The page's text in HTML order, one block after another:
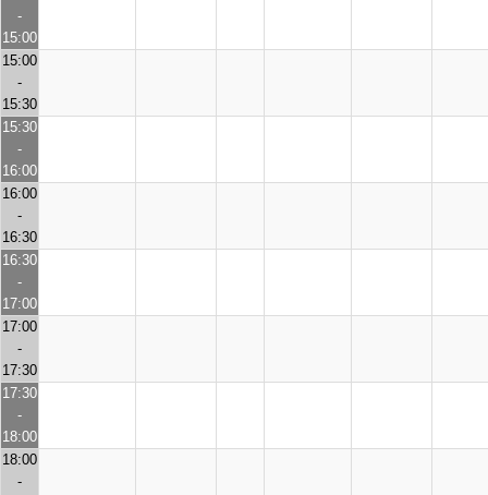
-
15:00
15:00
-
15:30
15:30
-
16:00
16:00
-
16:30
16:30
-
17:00
17:00
-
17:30
17:30
-
18:00
18:00
-